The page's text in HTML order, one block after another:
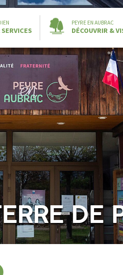
PEYRE EN AUBRAC
DÉCOUVRIR &
DE